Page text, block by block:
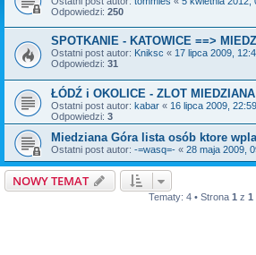
Odpowiedzi: 250
SPOTKANIE - KATOWICE ==>
Ostatni post autor: Kniksc « 17 lipca 2009,
Odpowiedzi: 31
ŁÓDŹ i OKOLICE - ZLOT
Ostatni post autor: kabar « 16 lipca 2009, 22:59
Odpowiedzi: 3
Miedziana Góra lista osób ktore
Ostatni post autor: -=wasq=- « 28 maja 2009,
NOWY TEMAT
Tematy: 4 • Strona 1 z 1